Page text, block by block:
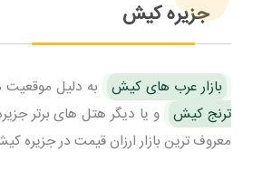
جزیره کیش
بازار عرب های کیش به دلیل موقعیت
ترنج کیش و یا دیگر هتل های برتر
معروف ترین بازار ارزان قیمت در جزیره